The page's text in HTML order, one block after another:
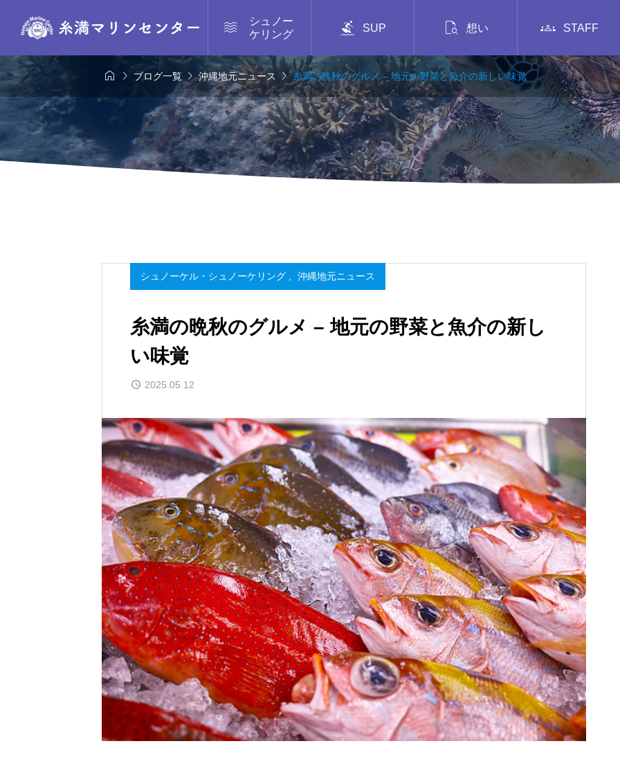

シュノー
ケリング
 SUP  想い  STAFF
  ブログ一覧沖縄地元ニュース 糸満の晩秋のグルメ – 地元の野菜と魚介の新しい味覚
シュノーケル・シュノーケリング 沖縄地元ニュース
糸満の晩秋のグルメ – 地元の野菜と魚介の新し
い味覚
2025.05.12